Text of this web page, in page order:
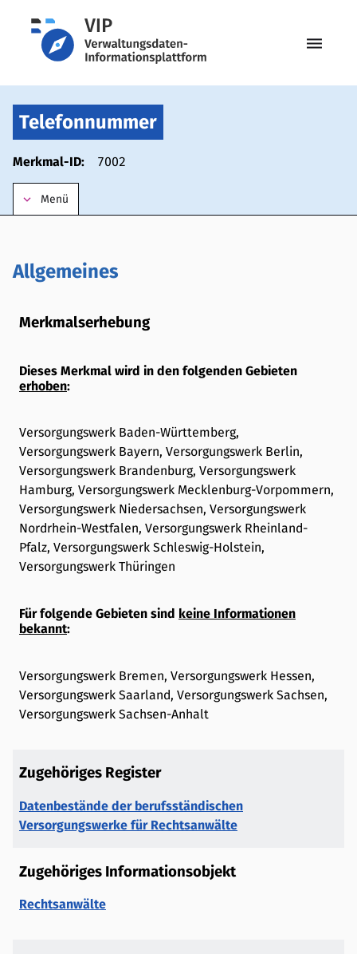
menu
Telefonnummer
Merkmal-ID: 7002
keyboard_arrow_down Menü
Allgemeines
Merkmalserhebung
Dieses Merkmal wird in den folgenden Gebieten
erhoben:
Versorgungswerk Baden-Württemberg,
Versorgungswerk Bayern, Versorgungswerk Berlin,
Versorgungswerk Brandenburg, Versorgungswerk
Hamburg, Versorgungswerk Mecklenburg-Vorpommern,
Versorgungswerk Niedersachsen, Versorgungswerk
Nordrhein-Westfalen, Versorgungswerk Rheinland-
Pfalz, Versorgungswerk Schleswig-Holstein,
Versorgungswerk Thüringen
Für folgende Gebieten sind keine Informationen
bekannt:
Versorgungswerk Bremen, Versorgungswerk Hessen,
Versorgungswerk Saarland, Versorgungswerk Sachsen,
Versorgungswerk Sachsen-Anhalt
Zugehöriges Register
Datenbestände der berufsständischen
Versorgungswerke für Rechtsanwälte
Zugehöriges Informationsobjekt
Rechtsanwälte